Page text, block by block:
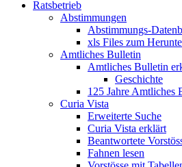
Ratsbetrieb
Abstimmungen
Abstimmungs-
xls Files zum
Amtliches Bulletin
Amtliches Bulletin
Geschichte
125 Jahre Amtliches
Curia Vista
Erweiterte Suche
Curia Vista erklärt
Beantwortete
Fahnen lesen